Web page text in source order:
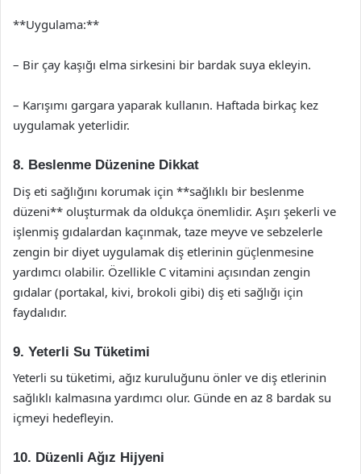
**Uygulama:**
– Bir çay kaşığı elma sirkesini bir bardak suya ekleyin.
– Karışımı gargara yaparak kullanın. Haftada birkaç kez
uygulamak yeterlidir.
8. Beslenme Düzenine Dikkat
Diş eti sağlığını korumak için **sağlıklı bir beslenme
düzeni** oluşturmak da oldukça önemlidir. Aşırı şekerli ve
işlenmiş gıdalardan kaçınmak, taze meyve ve sebzelerle
zengin bir diyet uygulamak diş etlerinin güçlenmesine
yardımcı olabilir. Özellikle C vitamini açısından zengin
gıdalar (portakal, kivi, brokoli gibi) diş eti sağlığı için
faydalıdır.
9. Yeterli Su Tüketimi
Yeterli su tüketimi, ağız kuruluğunu önler ve diş etlerinin
sağlıklı kalmasına yardımcı olur. Günde en az 8 bardak su
içmeyi hedefleyin.
10. Düzenli Ağız Hijyeni